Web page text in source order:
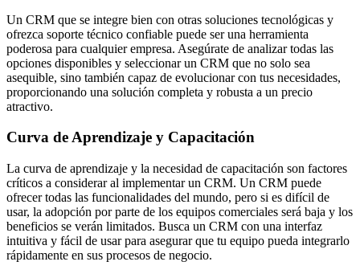
Un CRM que se integre bien con otras soluciones tecnológicas y
ofrezca soporte técnico confiable puede ser una herramienta
poderosa para cualquier empresa. Asegúrate de analizar todas las
opciones disponibles y seleccionar un CRM que no solo sea
asequible, sino también capaz de evolucionar con tus necesidades,
proporcionando una solución completa y robusta a un precio
atractivo.
Curva de Aprendizaje y Capacitación
La curva de aprendizaje y la necesidad de capacitación son factores
críticos a considerar al implementar un CRM. Un CRM puede
ofrecer todas las funcionalidades del mundo, pero si es difícil de
usar, la adopción por parte de los equipos comerciales será baja y los
beneficios se verán limitados. Busca un CRM con una interfaz
intuitiva y fácil de usar para asegurar que tu equipo pueda integrarlo
rápidamente en sus procesos de negocio.